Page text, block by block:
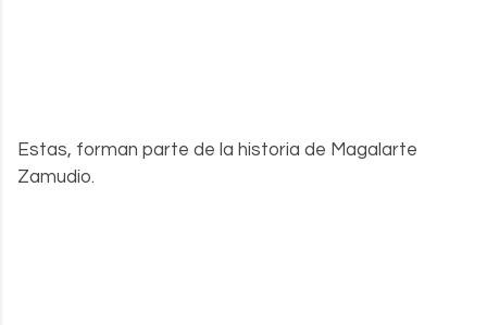
Estas, forman parte de la historia de Magalarte
Zamudio.